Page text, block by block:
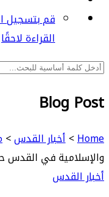
قم بتسجيل
القراءة لاحقًا
Blog Post
Home
>أخبار القدس>
والإسلامية في القدس
أخبار القدس